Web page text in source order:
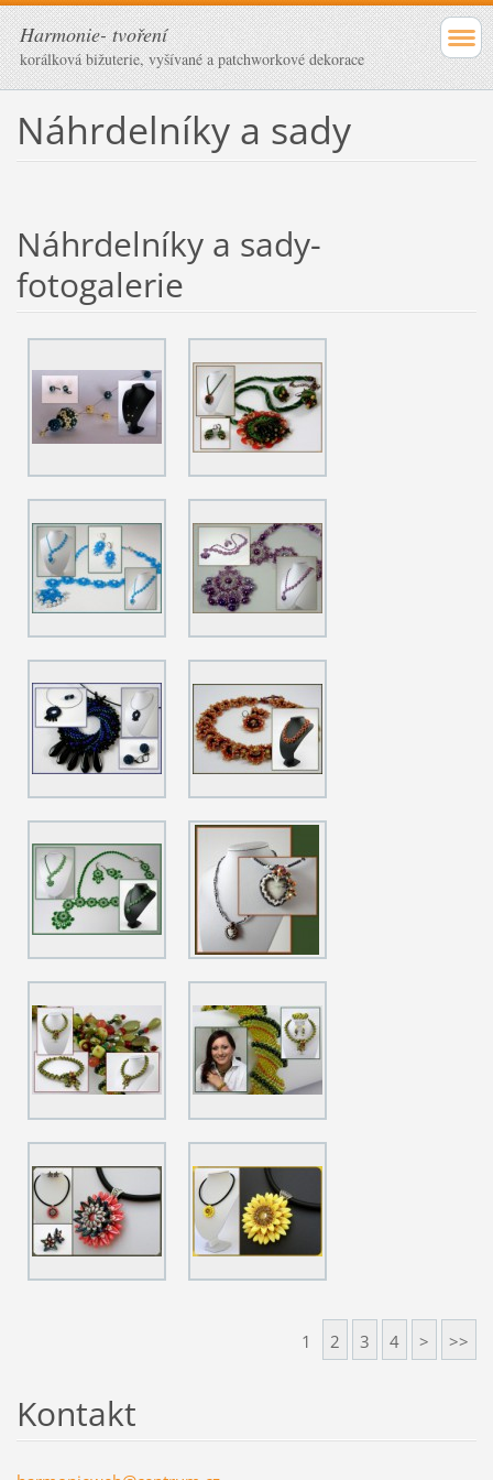
Harmonie- tvoření
korálková bižuterie, vyšívané a patchworkové dekorace
Náhrdelníky a sady
Náhrdelníky a sady-
fotogalerie
1 2 3 4 > >>
Kontakt